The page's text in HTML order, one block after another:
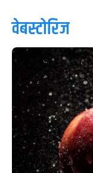
वेबस्टोरिज